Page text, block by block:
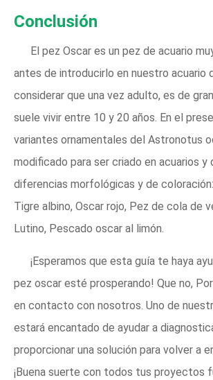
Conclusión
El pez Oscar es un pez de acuario
antes de introducirlo en nuestro acuario
considerar que una vez adulto, es de
suele vivir entre 10 y 20 años. En el
variantes ornamentales del Astronotus
modificado para ser criado en acuarios y
diferencias morfológicas y de
Tigre albino, Oscar rojo, Pez de cola de
Lutino, Pescado oscar al limón.
¡Esperamos que esta guía te haya
pez oscar esté prosperando! Que no,
en contacto con nosotros. Uno de
estará encantado de ayudar a
proporcionar una solución para volver a
¡Buena suerte con todos tus proyectos